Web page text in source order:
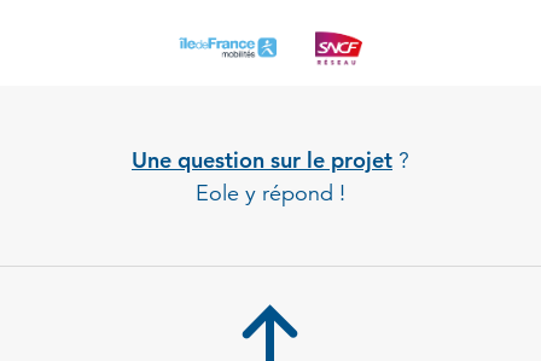
Une question sur le projet ?
Eole y répond !